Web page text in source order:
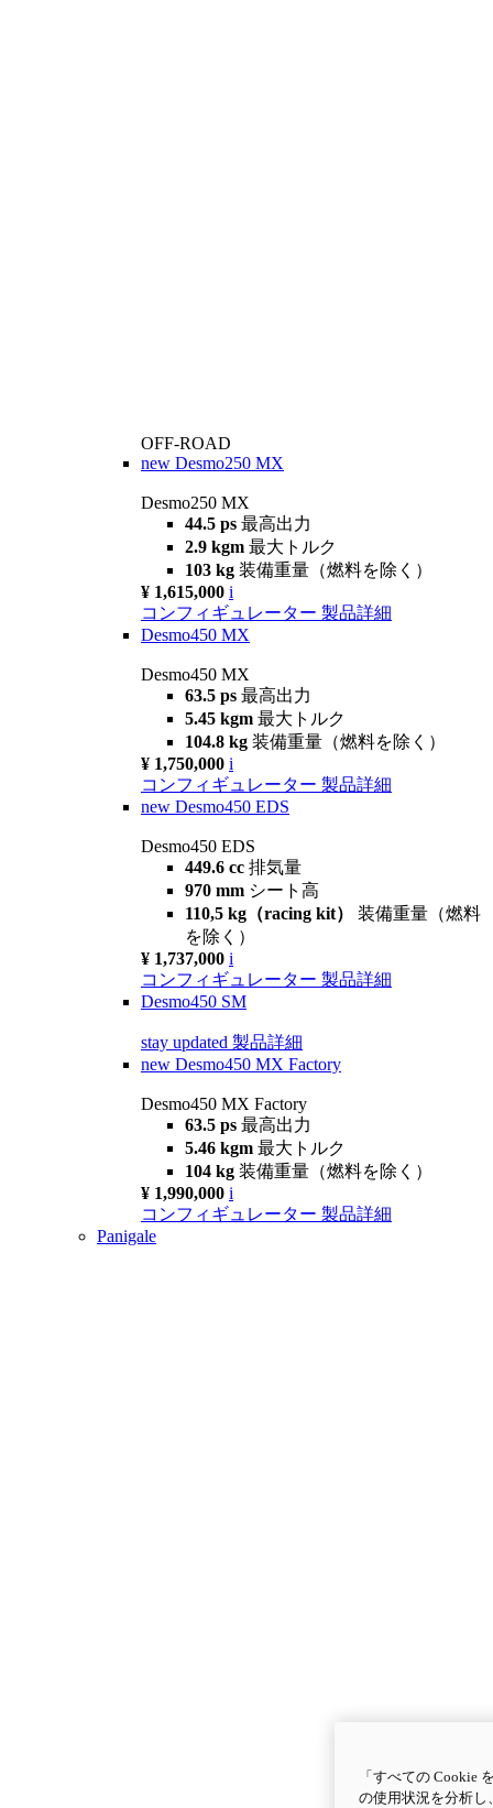
OFF-ROAD
new Desmo250 MX
Desmo250 MX
44.5 ps 最高出力
2.9 kgm 最大トルク
103 kg 装備重量（燃料を除く）
¥ 1,615,000 i
コンフィギュレーター 製品詳細
Desmo450 MX
Desmo450 MX
63.5 ps 最高出力
5.45 kgm 最大トルク
104.8 kg 装備重量（燃料を除く）
¥ 1,750,000 i
コンフィギュレーター 製品詳細
new Desmo450 EDS
Desmo450 EDS
449.6 cc 排気量
970 mm シート高
110,5 kg（racing kit） 装備重量（燃料
を除く）
¥ 1,737,000 i
コンフィギュレーター 製品詳細
Desmo450 SM
stay updated 製品詳細
new Desmo450 MX Factory
Desmo450 MX Factory
63.5 ps 最高出力
5.46 kgm 最大トルク
104 kg 装備重量（燃料を除く）
¥ 1,990,000 i
コンフィギュレーター 製品詳細
Panigale
「すべての Cookie
の使用状況を分析し